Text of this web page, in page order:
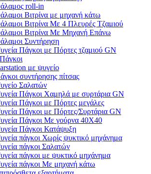
roll-in
Βιτρίνα με μηχανή κάτω
Βιτρίνα Με 4 Πλευρές Τζαμιού
Βιτρίνα Με Μηχανή Επάνω
Συντήρηση
Πάγκοι με Πόρτες τζαμιού GN
με ψυγείο
συντήρησης πίτσας
Σαλατών
Πάγκοι Χαμηλά με συρτάρια GN
Πάγκοι με Πόρτες μεγάλες
Πάγκοι με Πόρτες/Συρτάρια GN
Πάγκοι Με γούρνα 40Χ40
Πάγκοι Κατάψυξη
πάγκοι Χωρίς ψυκτικό μηχάνημα
πάγκοι Σαλατών
πάγκοι με ψυκτικό μηχάνημα
πάγκοι Με μηχανή κάτω